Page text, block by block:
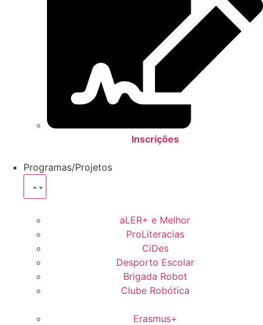
Inscrições
Programas/Projetos
aLER+ e Melhor
ProLiteracias
CiDes
Desporto Escolar
Brigada Robot
Clube Robótica
Erasmus+